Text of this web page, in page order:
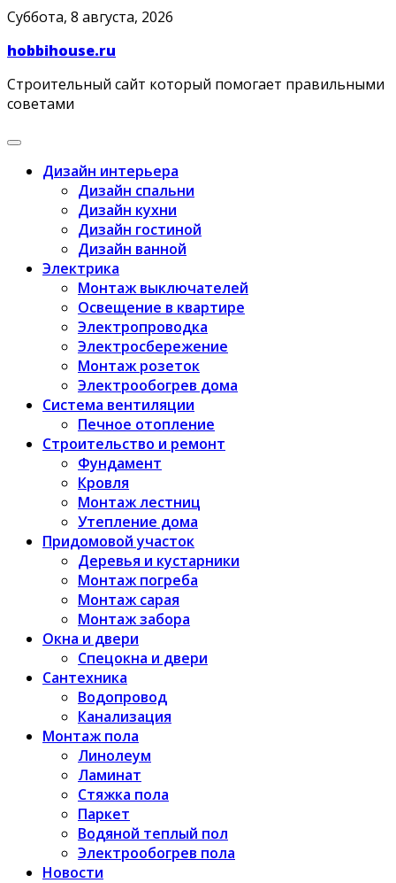
Skip
content
Суббота, 8 августа, 2026
hobbihouse.ru
Строительный сайт который помогает правильными
советами
Дизайн интерьера
Дизайн спальни
Дизайн кухни
Дизайн гостиной
Дизайн ванной
Электрика
Монтаж выключателей
Освещение в квартире
Электропроводка
Электросбережение
Монтаж розеток
Электрообогрев дома
Система вентиляции
Печное отопление
Строительство и ремонт
Фундамент
Кровля
Монтаж лестниц
Утепление дома
Придомовой участок
Деревья и кустарники
Монтаж погреба
Монтаж сарая
Монтаж забора
Окна и двери
Спецокна и двери
Сантехника
Водопровод
Канализация
Монтаж пола
Линолеум
Ламинат
Стяжка пола
Паркет
Водяной теплый пол
Электрообогрев пола
Новости